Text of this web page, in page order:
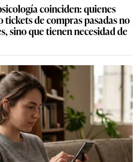
coinciden: quienes
tickets de compras pasadas no
sino que tienen necesidad de